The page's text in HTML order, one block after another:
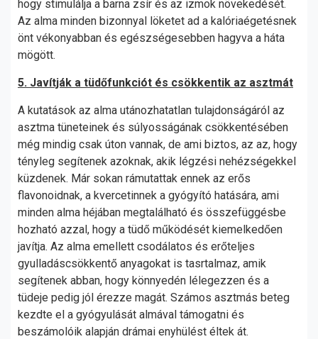
hogy stimulálja a barna zsír és az izmok növekedését.
Az alma minden bizonnyal löketet ad a kalóriaégetésnek
önt vékonyabban és egészségesebben hagyva a háta
mögött.
5. Javítják a tüdőfunkciót és csökkentik az asztmát
A kutatások az alma utánozhatatlan tulajdonságáról az
asztma tüneteinek és súlyosságának csökkentésében
még mindig csak úton vannak, de ami biztos, az az, hogy
tényleg segítenek azoknak, akik légzési nehézségekkel
küzdenek. Már sokan rámutattak ennek az erős
flavonoidnak, a kvercetinnek a gyógyító hatására, ami
minden alma héjában megtalálható és összefüggésbe
hozható azzal, hogy a tüdő működését kiemelkedően
javítja. Az alma emellett csodálatos és erőteljes
gyulladáscsökkentő anyagokat is tasrtalmaz, amik
segítenek abban, hogy könnyedén lélegezzen és a
tüdeje pedig jól érezze magát. Számos asztmás beteg
kezdte el a gyógyulását almával támogatni és
beszámolóik alapján drámai enyhülést éltek át.